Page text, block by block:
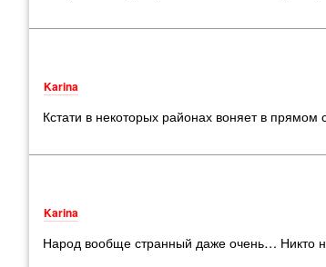
Karina
Кстати в некоторых районах воняет в
Karina
Народ вообще странный даже очень… Никто